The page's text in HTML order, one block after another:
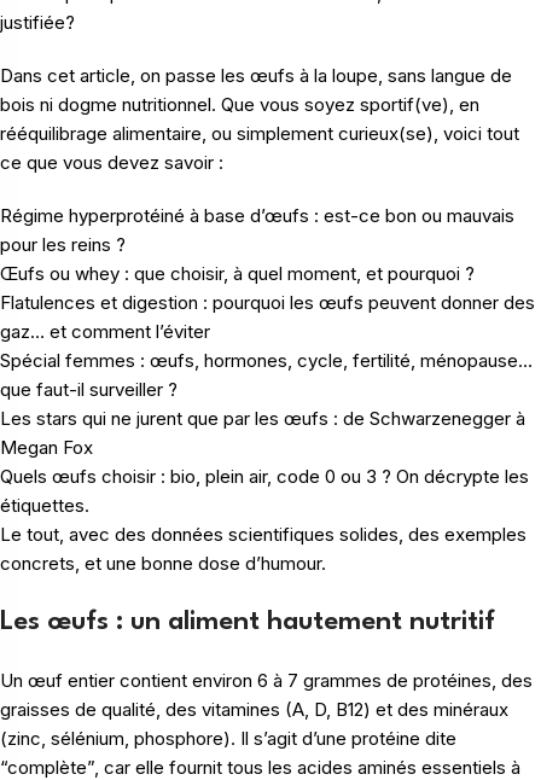
justifiée?
Dans cet article, on passe les œufs à la loupe, sans langue de
bois ni dogme nutritionnel. Que vous soyez sportif(ve), en
rééquilibrage alimentaire, ou simplement curieux(se), voici tout
ce que vous devez savoir :
Régime hyperprotéiné à base d’œufs : est-ce bon ou mauvais
pour les reins ?
Œufs ou whey : que choisir, à quel moment, et pourquoi ?
Flatulences et digestion : pourquoi les œufs peuvent donner des
gaz… et comment l’éviter
Spécial femmes : œufs, hormones, cycle, fertilité, ménopause…
que faut-il surveiller ?
Les stars qui ne jurent que par les œufs : de Schwarzenegger à
Megan Fox
Quels œufs choisir : bio, plein air, code 0 ou 3 ? On décrypte les
étiquettes.
Le tout, avec des données scientifiques solides, des exemples
concrets, et une bonne dose d’humour.
Les œufs : un aliment hautement nutritif
Un œuf entier contient environ 6 à 7 grammes de protéines, des
graisses de qualité, des vitamines (A, D, B12) et des minéraux
(zinc, sélénium, phosphore). Il s’agit d’une protéine dite
“complète”, car elle fournit tous les acides aminés essentiels à